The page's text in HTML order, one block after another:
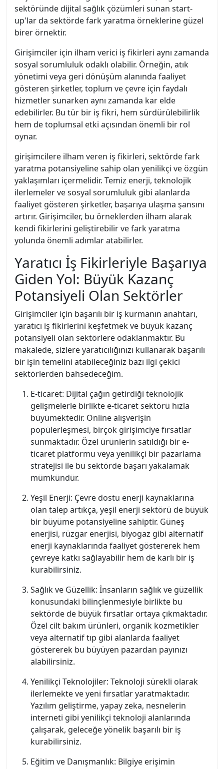
sektöründe dijital sağlık çözümleri sunan start-
up'lar da sektörde fark yaratma örneklerine güzel
birer örnektir.
Girişimciler için ilham verici iş fikirleri aynı zamanda
sosyal sorumluluk odaklı olabilir. Örneğin, atık
yönetimi veya geri dönüşüm alanında faaliyet
gösteren şirketler, toplum ve çevre için faydalı
hizmetler sunarken aynı zamanda kar elde
edebilirler. Bu tür bir iş fikri, hem sürdürülebilirlik
hem de toplumsal etki açısından önemli bir rol
oynar.
girişimcilere ilham veren iş fikirleri, sektörde fark
yaratma potansiyeline sahip olan yenilikçi ve özgün
yaklaşımları içermelidir. Temiz enerji, teknolojik
ilerlemeler ve sosyal sorumluluk gibi alanlarda
faaliyet gösteren şirketler, başarıya ulaşma şansını
artırır. Girişimciler, bu örneklerden ilham alarak
kendi fikirlerini geliştirebilir ve fark yaratma
yolunda önemli adımlar atabilirler.
Yaratıcı İş Fikirleriyle Başarıya
Giden Yol: Büyük Kazanç
Potansiyeli Olan Sektörler
Girişimciler için başarılı bir iş kurmanın anahtarı,
yaratıcı iş fikirlerini keşfetmek ve büyük kazanç
potansiyeli olan sektörlere odaklanmaktır. Bu
makalede, sizlere yaratıcılığınızı kullanarak başarılı
bir işin temelini atabileceğiniz bazı ilgi çekici
sektörlerden bahsedeceğim.
E-ticaret: Dijital çağın getirdiği teknolojik
gelişmelerle birlikte e-ticaret sektörü hızla
büyümektedir. Online alışverişin
popülerleşmesi, birçok girişimciye fırsatlar
sunmaktadır. Özel ürünlerin satıldığı bir e-
ticaret platformu veya yenilikçi bir pazarlama
stratejisi ile bu sektörde başarı yakalamak
mümkündür.
Yeşil Enerji: Çevre dostu enerji kaynaklarına
olan talep artıkça, yeşil enerji sektörü de büyük
bir büyüme potansiyeline sahiptir. Güneş
enerjisi, rüzgar enerjisi, biyogaz gibi alternatif
enerji kaynaklarında faaliyet göstererek hem
çevreye katkı sağlayabilir hem de karlı bir iş
kurabilirsiniz.
Sağlık ve Güzellik: İnsanların sağlık ve güzellik
konusundaki bilinçlenmesiyle birlikte bu
sektörde de büyük fırsatlar ortaya çıkmaktadır.
Özel cilt bakım ürünleri, organik kozmetikler
veya alternatif tıp gibi alanlarda faaliyet
göstererek bu büyüyen pazardan payınızı
alabilirsiniz.
Yenilikçi Teknolojiler: Teknoloji sürekli olarak
ilerlemekte ve yeni fırsatlar yaratmaktadır.
Yazılım geliştirme, yapay zeka, nesnelerin
interneti gibi yenilikçi teknoloji alanlarında
çalışarak, geleceğe yönelik başarılı bir iş
kurabilirsiniz.
Eğitim ve Danışmanlık: Bilgiye erişimin